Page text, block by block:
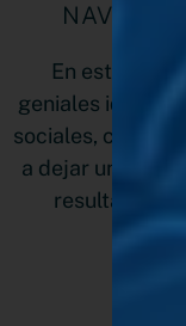
NAVIDAD
En este post
geniales ideas
sociales, con el
a dejar una
resultado?